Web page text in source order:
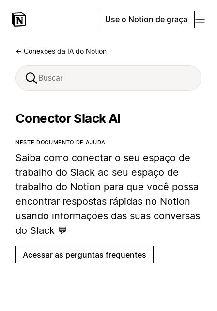
Use o Notion de graça
← Conexões da IA do Notion
Conector Slack AI
NESTE DOCUMENTO DE AJUDA
Saiba como conectar o seu espaço de
trabalho do Slack ao seu espaço de
trabalho do Notion para que você possa
encontrar respostas rápidas no Notion
usando informações das suas conversas
do Slack 💬
Acessar as perguntas frequentes